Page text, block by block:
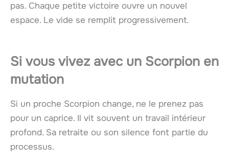
pas. Chaque petite victoire ouvre un nouvel
espace. Le vide se remplit progressivement.
Si vous vivez avec un Scorpion en
mutation
Si un proche Scorpion change, ne le prenez pas
pour un caprice. Il vit souvent un travail intérieur
profond. Sa retraite ou son silence font partie du
processus.